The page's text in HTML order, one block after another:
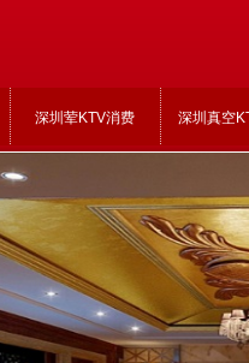
深圳荤KTV消费 深圳真空